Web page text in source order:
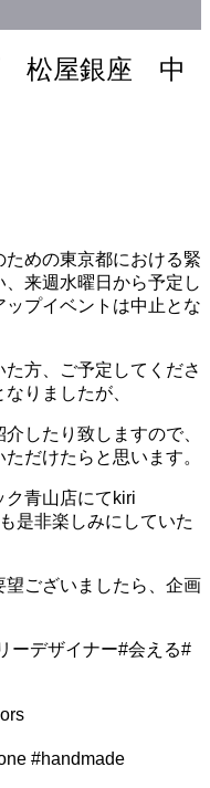
松屋銀座 中
めの東京都における緊
来週水曜日から予定し
プイベントは中止とな
方、ご予定してくださ
りましたが、
したり致しますので、
だけたらと思います。
ク青山店にてkiri
是非楽しみにしていた
望ございましたら、企画
ーデザイナー#会える#
#handmade